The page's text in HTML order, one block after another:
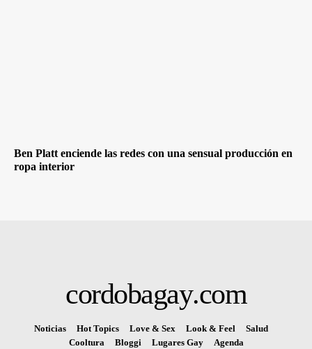
Ben Platt enciende las redes con una sensual producción en
ropa interior
cordobagay.com
Noticias Hot Topics Love & Sex Look & Feel
Salud
Cooltura
Bloggi Lugares Gay Agenda